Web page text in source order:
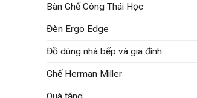
Bàn Ghế Công Thái Học
Đèn Ergo Edge
Đồ dùng nhà bếp và gia đình
Ghế Herman Miller